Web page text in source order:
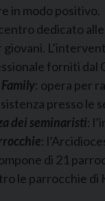
in modo positivo.
dedicato
forniti dal
: opera per
presso le
dei seminaristi:
:
di 21
le parrocchie